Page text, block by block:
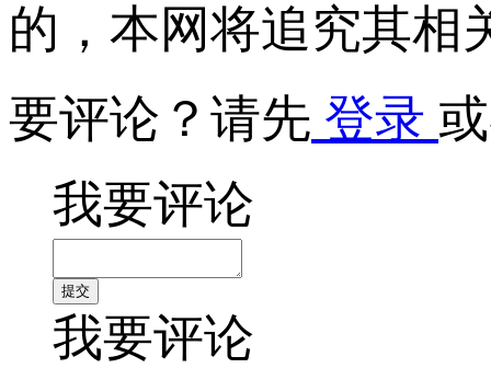
的，本网将追究其相
要评论？请先 登录
我要评论
我要评论